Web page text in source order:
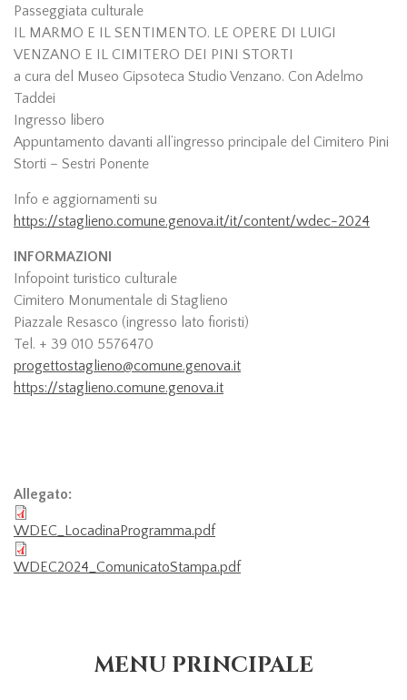
Passeggiata culturale
IL MARMO E IL SENTIMENTO. LE OPERE DI LUIGI
VENZANO E IL CIMITERO DEI PINI STORTI
a cura del Museo Gipsoteca Studio Venzano. Con Adelmo
Taddei
Ingresso libero
Appuntamento davanti all’ingresso principale del Cimitero Pini
Storti – Sestri Ponente
Info e aggiornamenti su
https://staglieno.comune.genova.it/it/content/wdec-2024
INFORMAZIONI
Infopoint turistico culturale
Cimitero Monumentale di Staglieno
Piazzale Resasco (ingresso lato fioristi)
Tel. + 39 010 5576470
progettostaglieno@comune.genova.it
https://staglieno.comune.genova.it
Allegato:
WDEC_LocadinaProgramma.pdf
WDEC2024_ComunicatoStampa.pdf
MENU PRINCIPALE